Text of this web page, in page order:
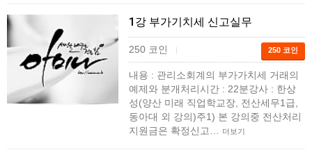
1강 부가기치세 신고실무
250 코인 | 250 코인
내용 : 관리소회계의 부가가치세 거래의
예제와 분개처리시간 : 22분강사 : 한상
성(양산 미래 직업학교장, 전산세무1급,
동아대 외 강의)주1) 본 강의중 전산처리
지원금은 확정신고…
더보기